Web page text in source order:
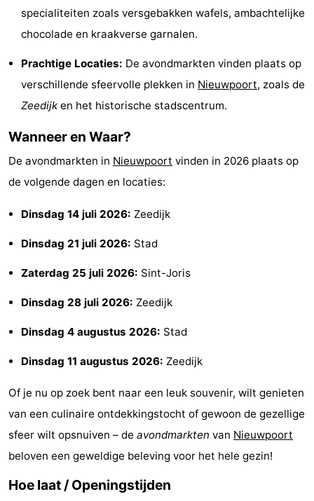
Uitkijkpunten
Attracties
Boerderijen
Speeltuinen
Binnenspeeltuinen
-
Minigolfbanen
Wellness
Zwembaden
Fietsen
-
Wandelen
-
Paardrijden
-
Golfbanen
-
Surfen
Eten
specialiteiten zoals versgebakken wafels, ambachtelijke
chocolade en kraakverse garnalen.
Prachtige Locaties: De avondmarkten vinden plaats op
verschillende sfeervolle plekken in Nieuwpoort, zoals de
Zeedijk en het historische stadscentrum.
Wanneer en Waar?
De avondmarkten in Nieuwpoort vinden in 2026 plaats op
de volgende dagen en locaties:
Dinsdag 14 juli 2026: Zeedijk
Dinsdag 21 juli 2026: Stad
Zaterdag 25 juli 2026: Sint-Joris
Dinsdag 28 juli 2026: Zeedijk
Dinsdag 4 augustus 2026: Stad
Dinsdag 11 augustus 2026: Zeedijk
Of je nu op zoek bent naar een leuk souvenir, wilt genieten
van een culinaire ontdekkingstocht of gewoon de gezellige
sfeer wilt opsnuiven – de avondmarkten van Nieuwpoort
beloven een geweldige beleving voor het hele gezin!
Hoe laat / Openingstijden